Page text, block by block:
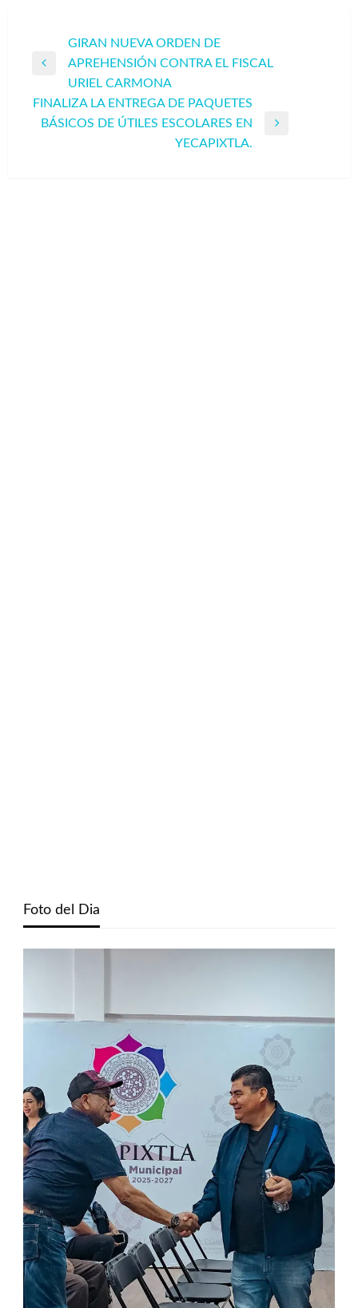
Navegación
de
entradas
GIRAN NUEVA ORDEN DE
APREHENSIÓN CONTRA EL FISCAL
URIEL CARMONA
FINALIZA LA ENTREGA DE PAQUETES
BÁSICOS DE ÚTILES ESCOLARES EN
YECAPIXTLA.
Foto del Dia